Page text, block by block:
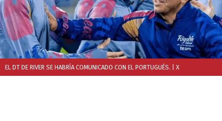
EL DT DE RIVER SE HABRÍA COMUNICADO CON EL PORTUGUÉS. | X